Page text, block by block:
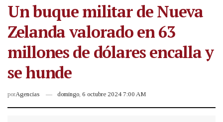
Un buque militar de Nueva
Zelanda valorado en 63
millones de dólares encalla y
se hunde
porAgencias domingo, 6 octubre 2024 7:00 AM